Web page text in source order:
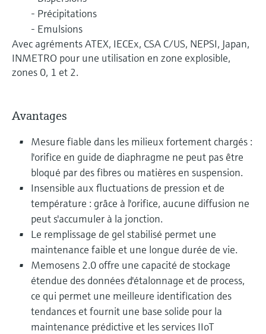
- Précipitations
- Emulsions
Avec agréments ATEX, IECEx, CSA C/US, NEPSI, Japan,
INMETRO pour une utilisation en zone explosible,
zones 0, 1 et 2.
Avantages
Mesure fiable dans les milieux fortement chargés :
l'orifice en guide de diaphragme ne peut pas être
bloqué par des fibres ou matières en suspension.
Insensible aux fluctuations de pression et de
température : grâce à l'orifice, aucune diffusion ne
peut s'accumuler à la jonction.
Le remplissage de gel stabilisé permet une
maintenance faible et une longue durée de vie.
Memosens 2.0 offre une capacité de stockage
étendue des données d'étalonnage et de process,
ce qui permet une meilleure identification des
tendances et fournit une base solide pour la
maintenance prédictive et les services IIoT